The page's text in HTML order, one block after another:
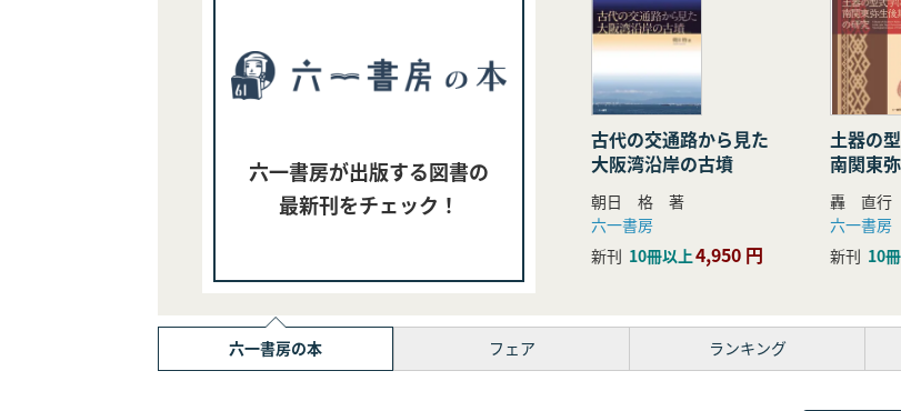
六一書房が出版する図書の
最新刊をチェック！
古代の交通路から見た
大阪湾沿岸の古墳
朝日 格 著
六一書房
新刊 10冊以上4,950 円
土器の
南関東
研究
轟 直行
六一書房
新刊 10
六一書房の本 フェア ランキング